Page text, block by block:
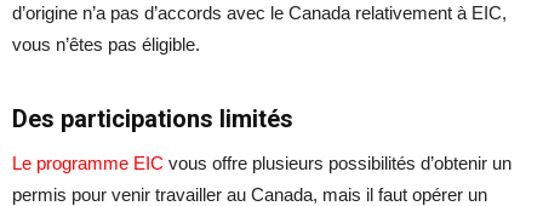
d’origine n’a pas d’accords avec le Canada relativement à EIC,
vous n’êtes pas éligible.
Des participations limités
Le programme EIC vous offre plusieurs possibilités d’obtenir un
permis pour venir travailler au Canada, mais il faut opérer un